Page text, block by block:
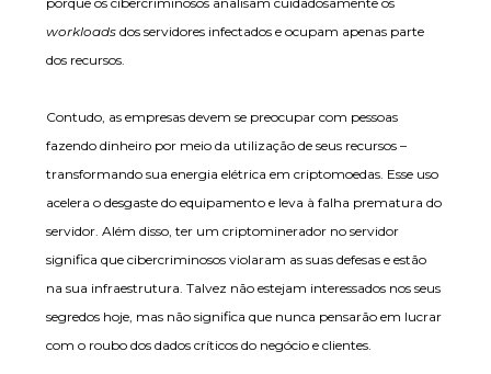
workloads dos servidores infectados e ocupam apenas parte
dos recursos.
Contudo, as empresas devem se preocupar com pessoas
fazendo dinheiro por meio da utilização de seus recursos –
transformando sua energia elétrica em criptomoedas. Esse uso
acelera o desgaste do equipamento e leva à falha prematura do
servidor. Além disso, ter um criptominerador no servidor
significa que cibercriminosos violaram as suas defesas e estão
na sua infraestrutura. Talvez não estejam interessados nos seus
segredos hoje, mas não significa que nunca pensarão em lucrar
com o roubo dos dados críticos do negócio e clientes.